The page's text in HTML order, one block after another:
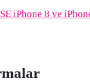
iPhone 8 ve